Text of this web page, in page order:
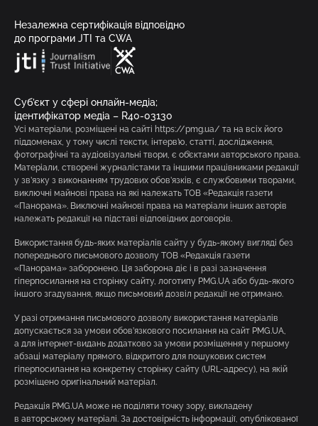
Незалежна сертифікація відповідно
до програми JTI та CWA
Суб’єкт у сфері онлайн-медіа;
ідентифікатор медіа – R40-03130
Усі матеріали, розміщені на сайті https://pmg.ua/ та на всіх його
піддоменах, у тому числі тексти, інтерв’ю, статті, дослідження,
фотографічні та аудіовізуальні твори, є об’єктами авторського права.
Матеріали, створені журналістами та іншими працівниками редакції
у зв’язку з виконанням трудових обов’язків, є службовими творами,
виключні майнові права на які належать ТОВ «Редакція газети
«Панорама». Виключні майнові права на матеріали інших авторів
належать редакції на підставі відповідних договорів.
Використання будь-яких матеріалів сайту у будь-якому вигляді без
попереднього письмового дозволу ТОВ «Редакція газети
«Панорама» заборонено. Ця заборона діє і в разі зазначення
гіперпосилання на сторінку сайту, логотипу PMG.UA або будь-якого
іншого згадування, якщо письмовий дозвіл редакції не отримано.
У разі отримання письмового дозволу використання матеріалів
допускається за умови обов’язкового посилання на сайт PMG.UA,
а для інтернет-видань додатково за умови розміщення у першому
абзаці матеріалу прямого, відкритого для пошукових систем
гіперпосилання на конкретну сторінку сайту (URL-адресу), на якій
розміщено оригінальний матеріал.
Редакція PMG.UA може не поділяти точку зору, викладену
в авторському матеріалі. За достовірність інформації, опублікованої